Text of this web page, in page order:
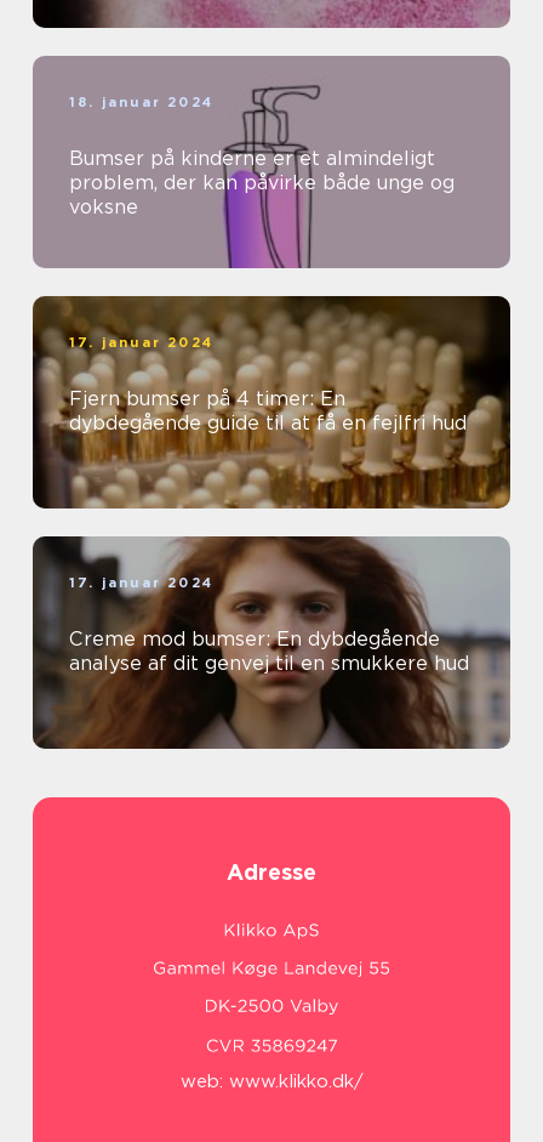
18. januar 2024
Bumser på kinderne er et almindeligt
problem, der kan påvirke både unge og
voksne
17. januar 2024
Fjern bumser på 4 timer: En
dybdegående guide til at få en fejlfri hud
17. januar 2024
Creme mod bumser: En dybdegående
analyse af dit genvej til en smukkere hud
Adresse
web: www.klikko.dk/